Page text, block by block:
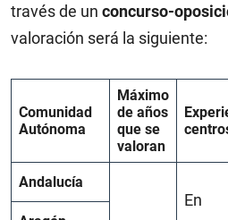
través de un concurso-
valoración será la siguiente:
Comunidad
Autónoma
Máximo
de años
que se
valoran
Andalucía
En